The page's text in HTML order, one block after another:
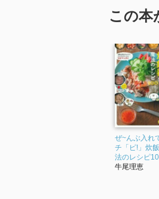
この本
ぜ~んぶ入れ
チ「ピ!」炊
法のレシピ
牛尾理恵